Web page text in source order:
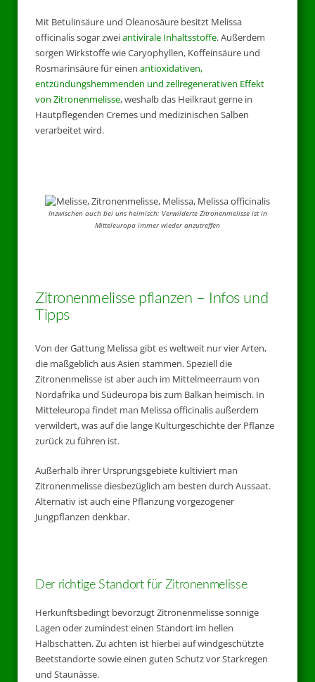
Mit Betulinsäure und Oleanosäure besitzt Melissa
officinalis sogar zweiantivirale Inhaltsstoffe. Außerdem
sorgen Wirkstoffe wie Caryophyllen, Koffeinsäure und
Rosmarinsäure für einen antioxidativen,
entzündungshemmenden und zellregenerativen Effekt
von Zitronenmelisse, weshalb das Heilkraut gerne in
Hautpflegenden Cremes und medizinischen Salben
verarbeitet wird.
Inzwischen auch bei uns heimisch: Verwilderte Zitronenmelisse ist in
Mitteleuropa immer wieder anzutreffen
Zitronenmelisse pflanzen – Infos und
Tipps
Von der Gattung Melissa gibt es weltweit nur vier Arten,
die maßgeblich aus Asien stammen. Speziell die
Zitronenmelisse ist aber auch im Mittelmeerraum von
Nordafrika und Südeuropa bis zum Balkan heimisch. In
Mitteleuropa findet man Melissa officinalis außerdem
verwildert, was auf die lange Kulturgeschichte der Pflanze
zurück zu führen ist.
Außerhalb ihrer Ursprungsgebiete kultiviert man
Zitronenmelisse diesbezüglich am besten durch Aussaat.
Alternativ ist auch eine Pflanzung vorgezogener
Jungpflanzen denkbar.
Der richtige Standort für Zitronenmelisse
Herkunftsbedingt bevorzugt Zitronenmelisse sonnige
Lagen oder zumindest einen Standort im hellen
Halbschatten. Zu achten ist hierbei auf windgeschützte
Beetstandorte sowie einen guten Schutz vor Starkregen
und Staunässe.